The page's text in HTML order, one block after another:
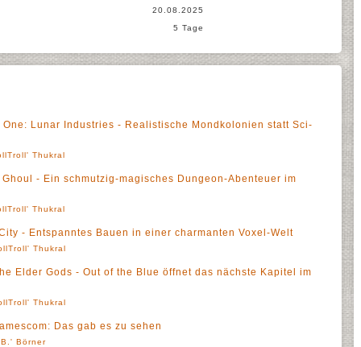
20.08.2025
5 Tage
Lunar Industries - Realistische Mondkolonien statt Sci-
Thukral
- Ein schmutzig-magisches Dungeon-Abenteuer im
Thukral
- Entspanntes Bauen in einer charmanten Voxel-Welt
Thukral
Elder Gods - Out of the Blue öffnet das nächste Kapitel im
Thukral
Das gab es zu sehen
Börner